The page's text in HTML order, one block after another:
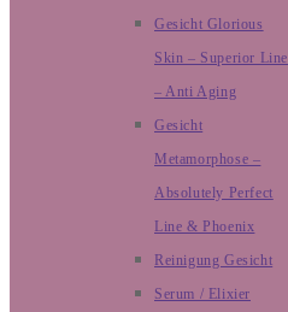
Gesicht Glorious
Skin – Superior Line
– Anti Aging
Gesicht
Metamorphose –
Absolutely Perfect
Line & Phoenix
Reinigung Gesicht
Serum / Elixier